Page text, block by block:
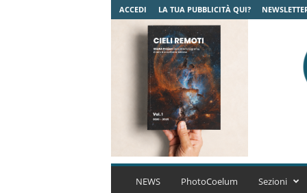
ACCEDI LA TUA PUBBLICITÀ QUI?
C
NEWS PhotoCoelum Sezioni